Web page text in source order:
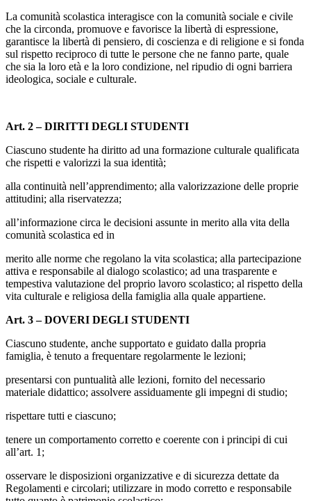
La comunità scolastica interagisce con la comunità sociale e civile
che la circonda, promuove e favorisce la libertà di espressione,
garantisce la libertà di pensiero, di coscienza e di religione e si fonda
sul rispetto reciproco di tutte le persone che ne fanno parte, quale
che sia la loro età e la loro condizione, nel ripudio di ogni barriera
ideologica, sociale e culturale.
Art. 2 – DIRITTI DEGLI STUDENTI
Ciascuno studente ha diritto ad una formazione culturale qualificata
che rispetti e valorizzi la sua identità;
alla continuità nell’apprendimento; alla valorizzazione delle proprie
attitudini; alla riservatezza;
all’informazione circa le decisioni assunte in merito alla vita della
comunità scolastica ed in
merito alle norme che regolano la vita scolastica; alla partecipazione
attiva e responsabile al dialogo scolastico; ad una trasparente e
tempestiva valutazione del proprio lavoro scolastico; al rispetto della
vita culturale e religiosa della famiglia alla quale appartiene.
Art. 3 – DOVERI DEGLI STUDENTI
Ciascuno studente, anche supportato e guidato dalla propria
famiglia, è tenuto a frequentare regolarmente le lezioni;
presentarsi con puntualità alle lezioni, fornito del necessario
materiale didattico; assolvere assiduamente gli impegni di studio;
rispettare tutti e ciascuno;
tenere un comportamento corretto e coerente con i principi di cui
all’art. 1;
osservare le disposizioni organizzative e di sicurezza dettate da
Regolamenti e circolari; utilizzare in modo corretto e responsabile